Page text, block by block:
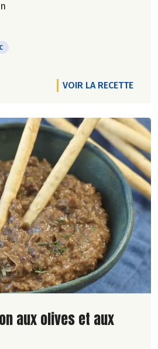
VOIR LA RECETTE
recette
aux olives et aux